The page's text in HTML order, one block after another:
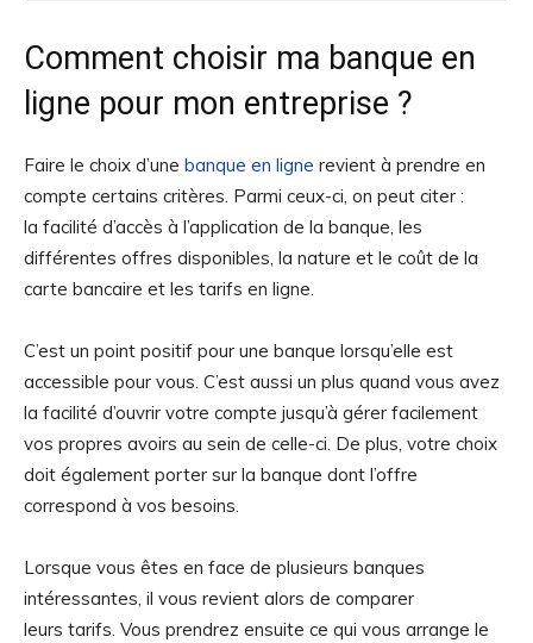
Comment choisir ma banque en
ligne pour mon entreprise ?
Faire le choix d’une banque en ligne revient à prendre en
compte certains critères. Parmi ceux-ci, on peut citer :
la facilité d’accès à l’application de la banque, les
différentes offres disponibles, la nature et le coût de la
carte bancaire et les tarifs en ligne.
C’est un point positif pour une banque lorsqu’elle est
accessible pour vous. C’est aussi un plus quand vous avez
la facilité d’ouvrir votre compte jusqu’à gérer facilement
vos propres avoirs au sein de celle-ci. De plus, votre choix
doit également porter sur la banque dont l’offre
correspond à vos besoins.
Lorsque vous êtes en face de plusieurs banques
intéressantes, il vous revient alors de comparer
leurs tarifs. Vous prendrez ensuite ce qui vous arrange le